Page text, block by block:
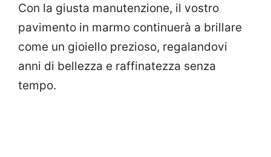
Con la giusta manutenzione, il vostro
pavimento in marmo continuerà a brillare
come un gioiello prezioso, regalandovi
anni di bellezza e raffinatezza senza
tempo.